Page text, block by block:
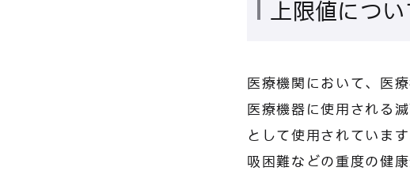
上限値につい
医療機関において、医
医療機器に使用される
として使用されていま
吸困難などの重度の健